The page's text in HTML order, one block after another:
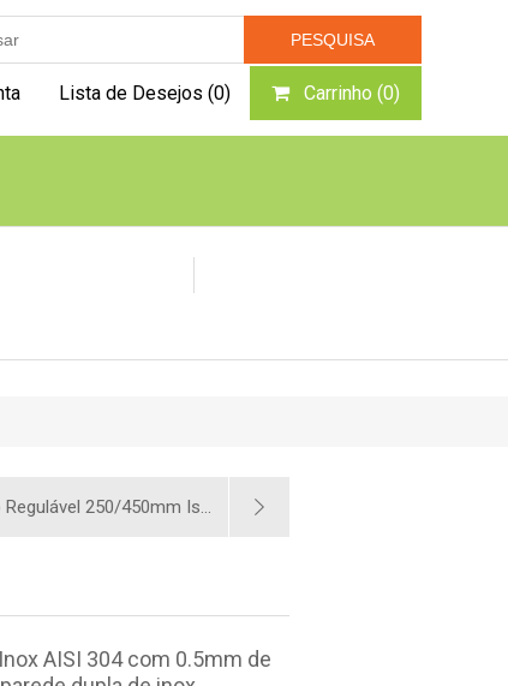
Lista de Desejos (0) Carrinho (0)
Regulável 250/450mm Is...
AISI 304 com 0.5mm de